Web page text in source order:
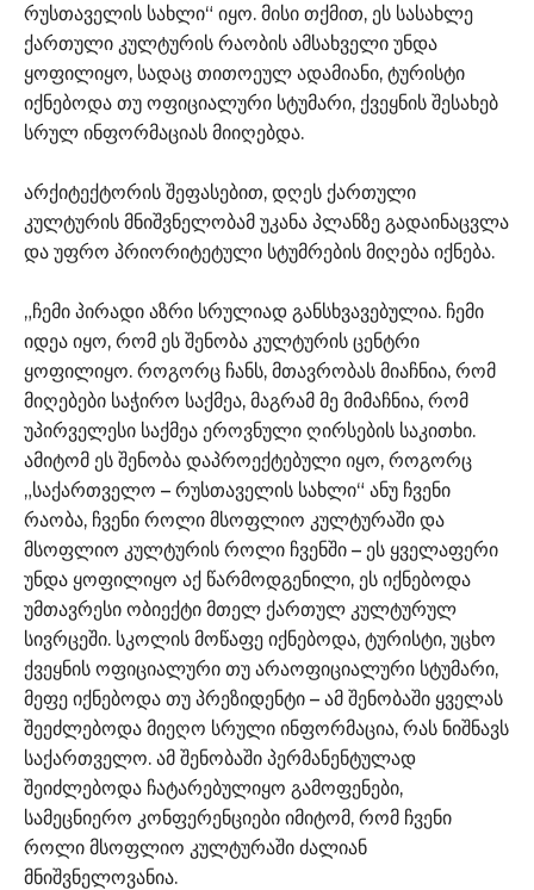
რუსთაველის სახლი“ იყო. მისი თქმით, ეს სასახლე
ქართული კულტურის რაობის ამსახველი უნდა
ყოფილიყო, სადაც თითოეულ ადამიანი, ტურისტი
იქნებოდა თუ ოფიციალური სტუმარი, ქვეყნის შესახებ
სრულ ინფორმაციას მიიღებდა.
არქიტექტორის შეფასებით, დღეს ქართული
კულტურის მნიშვნელობამ უკანა პლანზე გადაინაცვლა
და უფრო პრიორიტეტული სტუმრების მიღება იქნება.
„ჩემი პირადი აზრი სრულიად განსხვავებულია. ჩემი
იდეა იყო, რომ ეს შენობა კულტურის ცენტრი
ყოფილიყო. როგორც ჩანს, მთავრობას მიაჩნია, რომ
მიღებები საჭირო საქმეა, მაგრამ მე მიმაჩნია, რომ
უპირველესი საქმეა ეროვნული ღირსების საკითხი.
ამიტომ ეს შენობა დაპროექტებული იყო, როგორც
„საქართველო – რუსთაველის სახლი“ ანუ ჩვენი
რაობა, ჩვენი როლი მსოფლიო კულტურაში და
მსოფლიო კულტურის როლი ჩვენში – ეს ყველაფერი
უნდა ყოფილიყო აქ წარმოდგენილი, ეს იქნებოდა
უმთავრესი ობიექტი მთელ ქართულ კულტურულ
სივრცეში. სკოლის მოწაფე იქნებოდა, ტურისტი, უცხო
ქვეყნის ოფიციალური თუ არაოფიციალური სტუმარი,
მეფე იქნებოდა თუ პრეზიდენტი – ამ შენობაში ყველას
შეეძლებოდა მიეღო სრული ინფორმაცია, რას ნიშნავს
საქართველო. ამ შენობაში პერმანენტულად
შეიძლებოდა ჩატარებულიყო გამოფენები,
სამეცნიერო კონფერენციები იმიტომ, რომ ჩვენი
როლი მსოფლიო კულტურაში ძალიან
მნიშვნელოვანია.